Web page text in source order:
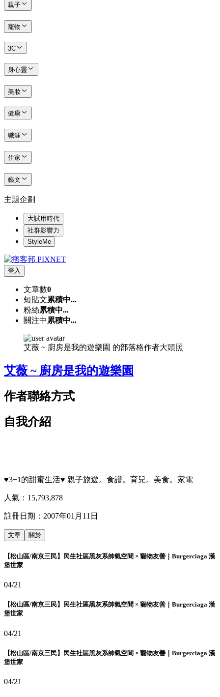
親子
寵物
3C
身心靈
美妝
健康
職涯
住家
藝文
主題企劃
大試用時代
社群影響力
StyleMe
登入
文章數0
短貼文累積中...
粉絲累積中...
關注中 累積中...
艾薇 ~ 廚房是我的遊樂園 的部落格作者大頭照
艾薇 ~ 廚房是我的遊樂園
作者聯絡方式
自我介紹
♥3+1的甜蜜生活♥ 親子旅遊。食譜。育兒。美食。家電
人氣： 15,793,878
註冊日期： 2007年01月11日
文章 關於
【松山區/南京三民】民生社區黑灰系帥氣空間 × 寵物友善｜Burgerciaga 漢
堡世家
04/21
【松山區/南京三民】民生社區黑灰系帥氣空間 × 寵物友善｜Burgerciaga 漢
堡世家
04/21
【松山區/南京三民】民生社區黑灰系帥氣空間 × 寵物友善｜Burgerciaga 漢
堡世家
04/21